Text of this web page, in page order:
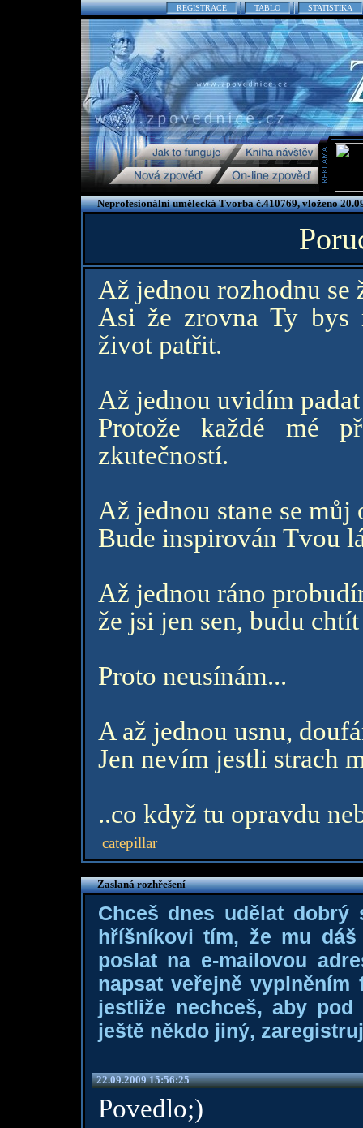
REGISTRACE TABLO STATISTIKA
Neprofesionální umělecká Tvorba č.410769, vloženo
Až jednou rozhodnu
Asi že zrovna Ty
život patřit.
Až jednou uvidím
Protože každé mé
zkutečností.
Až jednou stane se
Bude inspirován Tvou
Až jednou ráno
že jsi jen sen, budu
Proto neusínám...
A až jednou usnu,
Jen nevím jestli strach
..co když tu opravdu
catepillar
Zaslaná rozhřešení
Chceš dnes udělat dobrý
hříšníkovi tím, že mu
poslat na e-mailovou
napsat veřejně
jestliže nechceš, aby
ještě někdo jiný,
22.09.2009 15:56:25
Povedlo;)